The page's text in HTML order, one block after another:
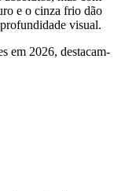
e o cinza frio dão
visual.
em 2026, destacam-